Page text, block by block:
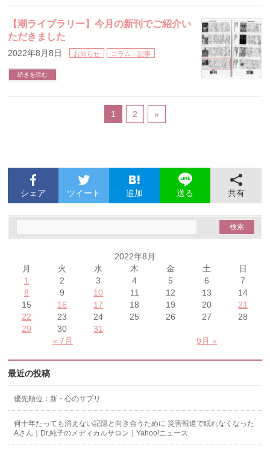
【潮ライブラリー】今月の新刊でご紹介い
ただきました
2022年8月8日 お知らせ コラム・記事
続きを読む
1 2 »
シェア ツイート 追加 送る 共有
2022年8月
月
火 水 木 金 土 日
« 7月 9月 »
1 2 3 4 5 6
7
8
9 10 11 12 13
14
15
16 17 18 19 20
21
22
23 24 25 26 27
28
29
30 31
最近の投稿
優先順位：新・心のサプリ
何十年たっても消えない記憶と向き合うために 災害報道で眠れなくなった
Aさん｜Dr.純子のメディカルサロン｜Yahoo!ニュース